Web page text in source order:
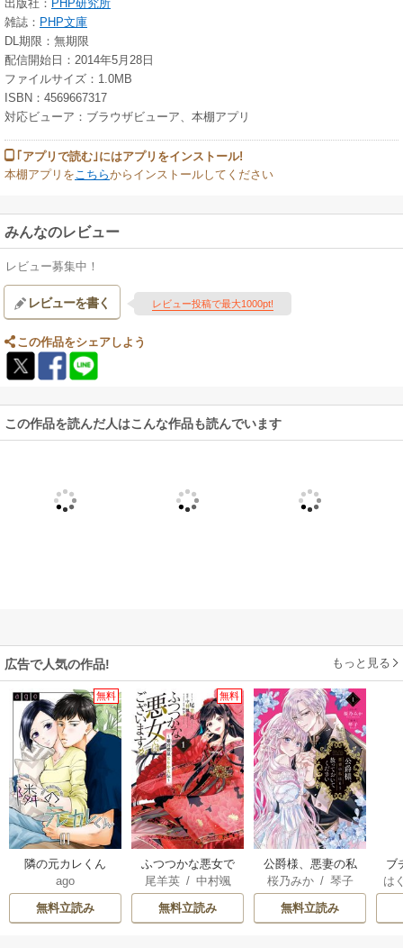
出版社： PHP研究所
雑誌： PHP文庫
DL期限：無期限
配信開始日：2014年5月28日
ファイルサイズ：1.0MB
ISBN：4569667317
対応ビューア：ブラウザビューア、本棚アプリ
｢アプリで読む｣にはアプリをインストール!
本棚アプリを こちらからインストールしてください
みんなのレビュー
レビュー募集中！
レビューを書く レビュー投稿で最大1000pt!
この作品をシェアしよう
この作品を読んだ人はこんな作品も読んでいます
広告で人気の作品! もっと見る
無料
隣の元カレくん
ago
無料立読み
無料
ふつつかな悪女で
はございますが ～
雛宮蝶鼠とりかえ
伝～
尾羊英/ 中村颯
希/ゆき哉
無料立読み
公爵様、悪妻の私
はもう放っておい
てください
桜乃みか/ 琴子
無料立読み
ブ
復
は